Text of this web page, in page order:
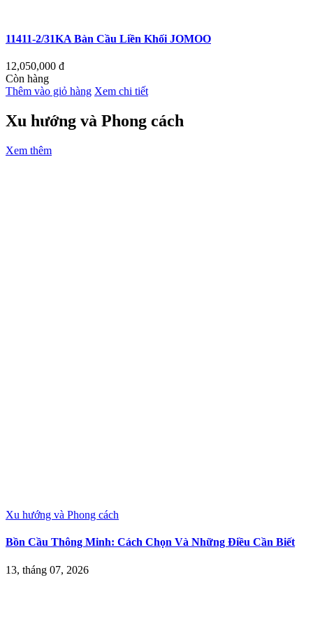
11411-2/31KA Bàn Cầu Liền Khối JOMOO
12,050,000 đ
Còn hàng
Thêm vào giỏ hàng Xem chi tiết
Xu hướng và Phong cách
Xem thêm
Xu hướng và Phong cách
Bồn Cầu Thông Minh: Cách Chọn Và Những Điều Cần Biết
13, tháng 07, 2026